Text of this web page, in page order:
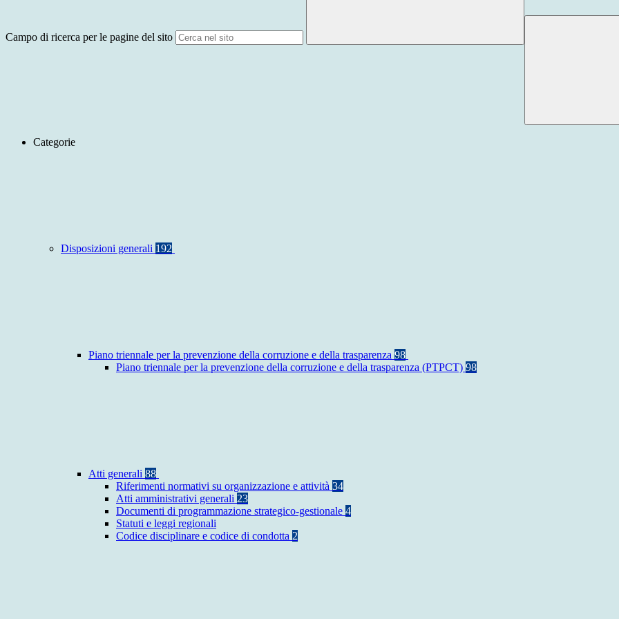
Campo di ricerca per le pagine del sito
Categorie
Disposizioni generali 192
Piano triennale per la prevenzione della corruzione e della trasparenza 98
Piano triennale per la prevenzione della corruzione e della trasparenza (PTPCT) 98
Atti generali 88
Riferimenti normativi su organizzazione e attività 34
Atti amministrativi generali 23
Documenti di programmazione strategico-gestionale 4
Statuti e leggi regionali
Codice disciplinare e codice di condotta 2